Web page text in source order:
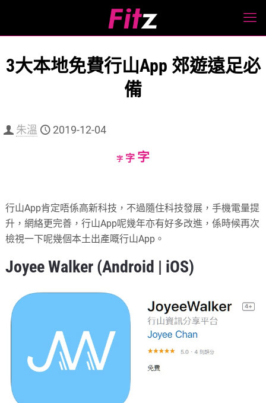
3大本地免費行山App 郊遊遠足必
備
朱溫 2019-12-04
字Decrease
字Reset
字Increase
行山App肯定唔係高新科技，不過隨住科技發展，手機電量提
升，網絡更完善，行山App呢幾年亦有好多改進，係時候再次
檢視一下呢幾個本土出產嘅行山App。
Joyee Walker (Android | iOS)